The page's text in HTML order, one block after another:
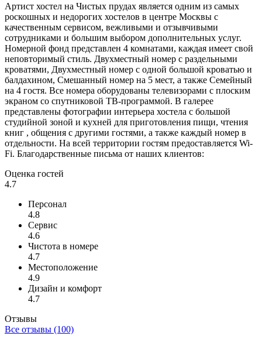
Артист хостел на Чистых прудах является одним из самых
роскошных и недорогих хостелов в центре Москвы с
качественным сервисом, вежливыми и отзывчивыми
сотрудниками и большим выбором дополнительных услуг.
Номерной фонд представлен 4 комнатами, каждая имеет свой
неповторимый стиль. Двухместный номер с раздельными
кроватями, Двухместный номер с одной большой кроватью и
балдахином, Смешанный номер на 5 мест, а также Семейный
на 4 гостя. Все номера оборудованы телевизорами с плоским
экраном со спутниковой ТВ-программой. В галерее
представлены фотографии интерьера хостела с большой
студийной зоной и кухней для приготовления пищи, чтения
книг , общения с другими гостями, а также каждый номер в
отдельности. На всей территории гостям предоставляется Wi-
Fi. Благодарственные письма от наших клиентов:
Оценка гостей
4.7
Персонал
4.8
Сервис
4.6
Чистота в номере
4.7
Местоположение
4.9
Дизайн и комфорт
4.7
Отзывы
Все отзывы (100)